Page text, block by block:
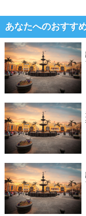
あなたへのおすす